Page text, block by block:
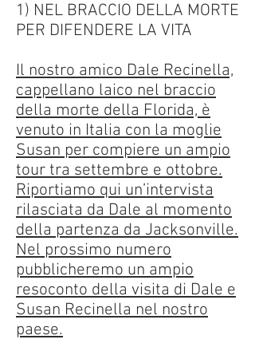
1) NEL BRACCIO DELLA MORTE
PER DIFENDERE LA VITA
Il nostro amico Dale Recinella,
cappellano laico nel braccio
della morte della Florida, è
venuto in Italia con la moglie
Susan per compiere un ampio
tour tra settembre e ottobre.
Riportiamo qui un’intervista
rilasciata da Dale al momento
della partenza da Jacksonville.
Nel prossimo numero
pubblicheremo un ampio
resoconto della visita di Dale e
Susan Recinella nel nostro
paese.